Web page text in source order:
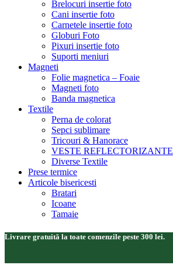
Brelocuri insertie foto
Cani insertie foto
Carnetele insertie foto
Globuri Foto
Pixuri insertie foto
Suporti meniuri
Magneti
Folie magnetica – Foaie
Magneti foto
Banda magnetica
Textile
Perna de colorat
Sepci sublimare
Tricouri & Hanorace
VESTE REFLECTORIZANTE
Diverse Textile
Prese termice
Articole bisericesti
Bratari
Icoane
Tamaie
Livrare gratuită la toate comenzile peste 300 lei.